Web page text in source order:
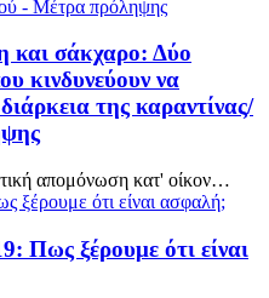
και σάκχαρο: Δύο
κινδυνεύουν να
της καραντίνας/
απομόνωση κατ' οίκον…
Πως ξέρουμε ότι είναι